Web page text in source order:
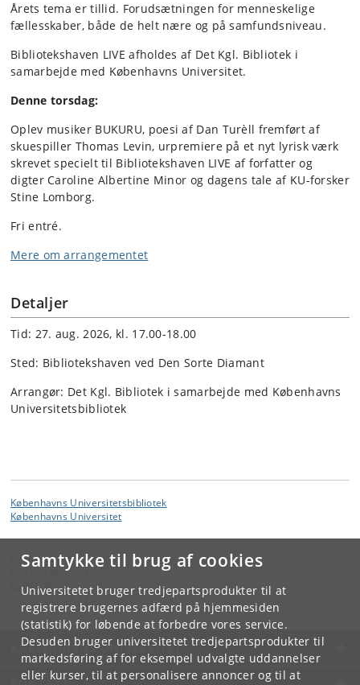
Samtykke til brug af cookies
Universitetet bruger tredjepartsprodukter til at
registrere brugernes adfærd på hjemmesiden
(statistik) for løbende at forbedre vores service.
Desuden bruger universitetet tredjepartsprodukter til
markedsføring af for eksempel udvalgte uddannelser
eller kurser, til at personalisere annoncer og til at
Årets tema er tillid. Forudsætningen for menneskelige
fællesskaber, både de helt nære og på samfundsniveau.
Bibliotekshaven LIVE afholdes af Det Kgl. Bibliotek i
samarbejde med Københavns Universitet.
Denne torsdag:
Oplev musiker BUKURU, poesi af Dan Turèll fremført af
skuespiller Thomas Levin, urpremiere på et nyt lyrisk værk
skrevet specielt til Bibliotekshaven LIVE af forfatter og
digter Caroline Albertine Minor og dagens tale af KU-forsker
Stine Lomborg.
Fri entré.
Mere om arrangementet
Detaljer
Tid: 27. aug. 2026, kl. 17.00-18.00
Sted: Bibliotekshaven ved Den Sorte Diamant
Arrangør: Det Kgl. Bibliotek i samarbejde med Københavns
Universitetsbibliotek
Københavns Universitetsbibliotek
Københavns Universitet
Kontakt:
Det Kgl. Bibliotek
@kb.dk
KØBENHAVNS UNIVERSITET